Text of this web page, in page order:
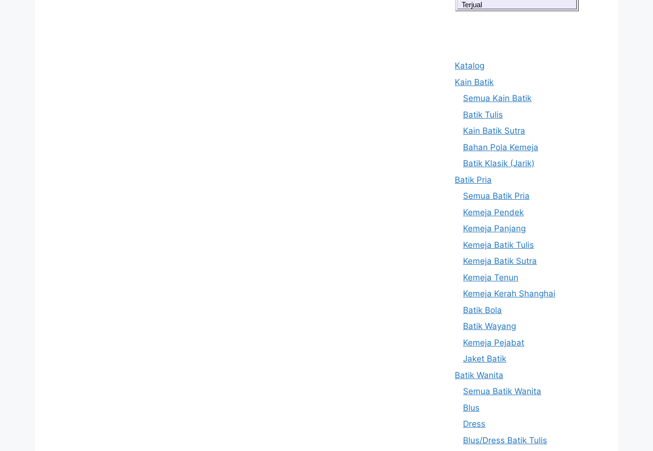
Terjual
Katalog
Kain Batik
Semua Kain Batik
Batik Tulis
Kain Batik Sutra
Bahan Pola Kemeja
Batik Klasik (Jarik)
Batik Pria
Semua Batik Pria
Kemeja Pendek
Kemeja Panjang
Kemeja Batik Tulis
Kemeja Batik Sutra
Kemeja Tenun
Kemeja Kerah Shanghai
Batik Bola
Batik Wayang
Kemeja Pejabat
Jaket Batik
Batik Wanita
Semua Batik Wanita
Blus
Dress
Blus/Dress Batik Tulis